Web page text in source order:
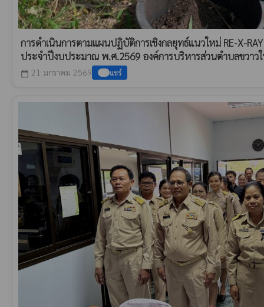
การดำเนินการตามแผนปฏิบัติการเชิงกลยุทธ์แนวใหม่ RE-X-
ประจำปีงบประมาณ พ.ศ.2569 องค์การบริหารส่วนตำบลขวา
calendar_today 21 มกราคม 2569 แชร์